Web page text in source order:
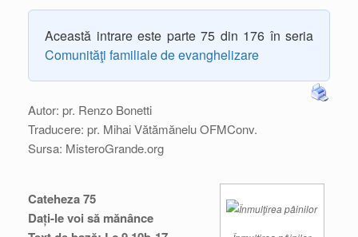
Această intrare este parte 75 din 176 în seria
Comunităţi familiale de evanghelizare
Autor: pr. Renzo Bonetti
Traducere: pr. Mihai Vătămănelu OFMConv.
Sursa: MisteroGrande.org
Cateheza 75
Dați-le voi să mănânce